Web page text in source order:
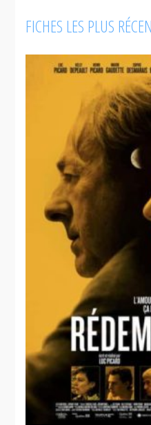
FICHES LES PLUS